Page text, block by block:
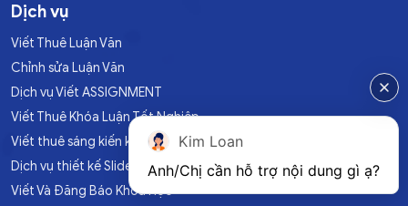
Dịch vụ
Viết Thuê Luận Văn
Chỉnh sửa Luận Văn
Dịch vụ Viết ASSIGNMENT
Viết Thuê Khóa Luận Tốt Nghiệp
Viết thuê sáng kiến kinh nghiệm
Dịch vụ thiết kế Slide PowerPoint
Viết Và Đăng Báo Khoa Học
Kim Loan
Anh/Chị cần hỗ trợ nội dung gì ạ?